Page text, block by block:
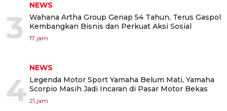
3
NEWS
Wahana Artha Group Genap 54 Tahun, Terus Gaspol
Kembangkan Bisnis dan Perkuat Aksi Sosial
17 jam
4
NEWS
Legenda Motor Sport Yamaha Belum Mati, Yamaha
Scorpio Masih Jadi Incaran di Pasar Motor Bekas
21 jam